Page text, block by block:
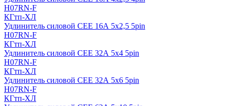
H07RN-F
КГтп-ХЛ
Удлинитель силовой CEE 16А 5x2,5 5pin
H07RN-F
КГтп-ХЛ
Удлинитель силовой CEE 32А 5x4 5pin
H07RN-F
КГтп-ХЛ
Удлинитель силовой CEE 32А 5x6 5pin
H07RN-F
КГтп-ХЛ